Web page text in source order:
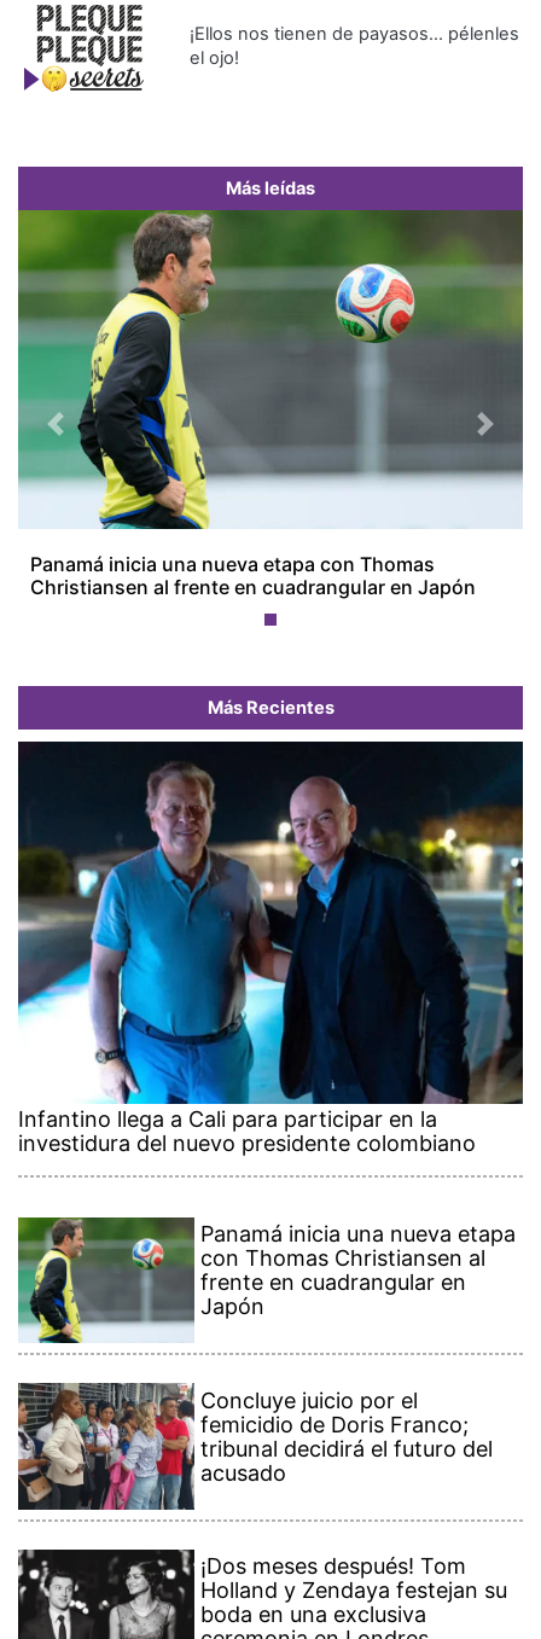
¡Ellos nos tienen de payasos… pélenles
el ojo!
Más leídas
Panamá inicia una nueva etapa con Thomas
Christiansen al frente en cuadrangular en Japón
Previous Next
Más Recientes
Infantino llega a Cali para participar en la
investidura del nuevo presidente colombiano
Panamá inicia una nueva etapa
con Thomas Christiansen al
frente en cuadrangular en
Japón
Concluye juicio por el
femicidio de Doris Franco;
tribunal decidirá el futuro del
acusado
¡Dos meses después! Tom
Holland y Zendaya festejan su
boda en una exclusiva